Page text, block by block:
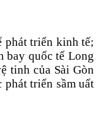
phát triển kinh tế;
bay quốc tế Long
tinh của Sài Gòn
triển sầm uất